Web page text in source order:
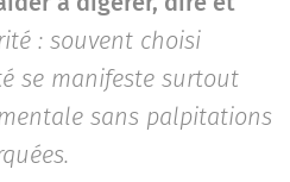
: souvent choisi
se manifeste surtout
sans palpitations